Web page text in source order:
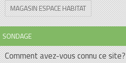
MAGASIN ESPACE HABITAT
SONDAGE
Comment avez-vous connu ce site?